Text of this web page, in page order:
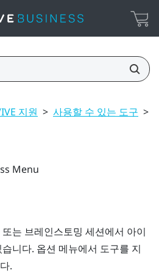
지원 > 사용할 수 있는 도구 >
Menu
는 브레인스토밍 세션에서 아이
니다. 옵션 메뉴에서 도구를 지
.